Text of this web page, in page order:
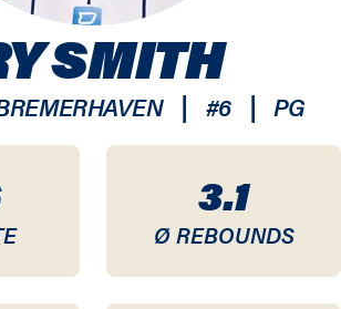
3.1
Ø REBOUNDS
SMITH
| #6 | PG